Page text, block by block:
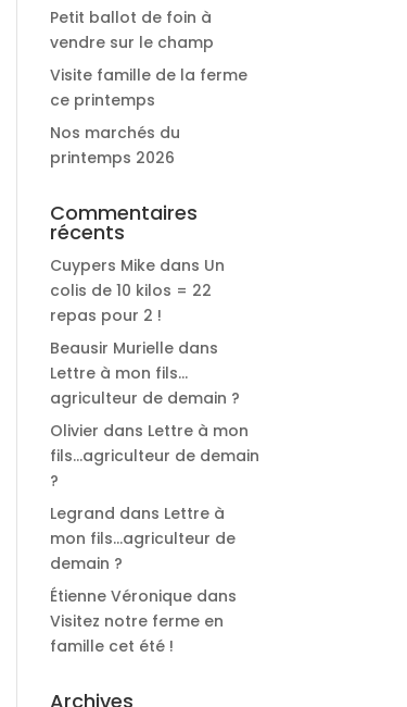
Petit ballot de foin à
vendre sur le champ
Visite famille de la ferme
ce printemps
Nos marchés du
printemps 2026
Commentaires
récents
Cuypers Mike dans Un
colis de 10 kilos = 22
repas pour 2 !
Beausir Murielle dans
Lettre à mon fils…
agriculteur de demain ?
Olivier dans Lettre à mon
fils…agriculteur de demain
?
Legrand dans Lettre à
mon fils…agriculteur de
demain ?
Étienne Véronique dans
Visitez notre ferme en
famille cet été !
Archives